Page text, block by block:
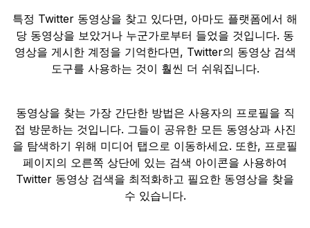
특정 Twitter 동영상을 찾고 있다면, 아마도 플랫폼에서 해
당 동영상을 보았거나 누군가로부터 들었을 것입니다. 동
영상을 게시한 계정을 기억한다면, Twitter의 동영상 검색
도구를 사용하는 것이 훨씬 더 쉬워집니다.
동영상을 찾는 가장 간단한 방법은 사용자의 프로필을 직
접 방문하는 것입니다. 그들이 공유한 모든 동영상과 사진
을 탐색하기 위해 미디어 탭으로 이동하세요. 또한, 프로필
페이지의 오른쪽 상단에 있는 검색 아이콘을 사용하여
Twitter 동영상 검색을 최적화하고 필요한 동영상을 찾을
수 있습니다.